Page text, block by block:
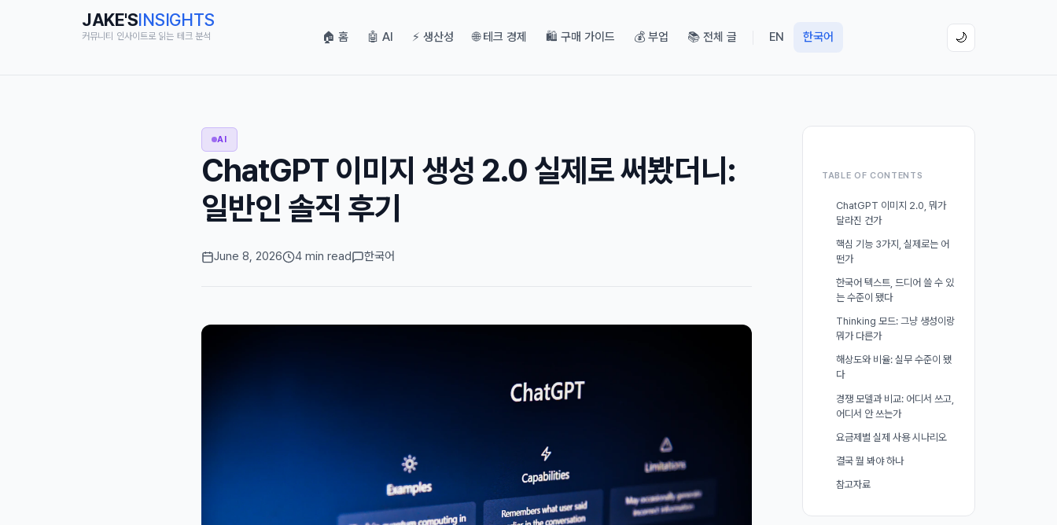
JAKE'SINSIGHTS
커뮤니티 인사이트로 읽는 테크 분석 🏠 홈 🤖 AI ⚡ 생산성 🌐 테크 경제 🛍️ 구매 가이드 💰 부업 📚 전체 글 EN 한국어 🌙
AI
ChatGPT 이미지 생성 2.0 실제로 써봤더니:
일반인 솔직 후기
June 8, 2026 4 min read 한국어
TABLE OF CONTENTS
ChatGPT 이미지 2.0, 뭐가
달라진 건가
핵심 기능 3가지, 실제로는 어
떤가
한국어 텍스트, 드디어 쓸 수 있
는 수준이 됐다
Thinking 모드: 그냥 생성이랑
뭐가 다른가
해상도와 비율: 실무 수준이 됐
다
경쟁 모델과 비교: 어디서 쓰고,
어디서 안 쓰는가
요금제별 실제 사용 시나리오
결국 뭘 봐야 하나
참고자료